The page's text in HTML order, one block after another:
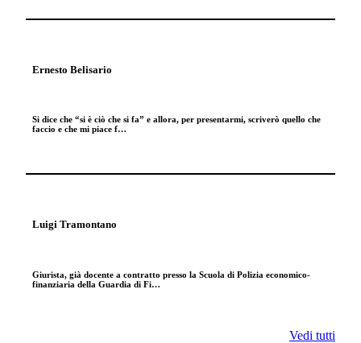
Ernesto Belisario
Si dice che “si è ciò che si fa” e allora, per presentarmi, scriverò quello che
faccio e che mi piace f…
Luigi Tramontano
Giurista, già docente a contratto presso la Scuola di Polizia economico-
finanziaria della Guardia di Fi…
Vedi tutti